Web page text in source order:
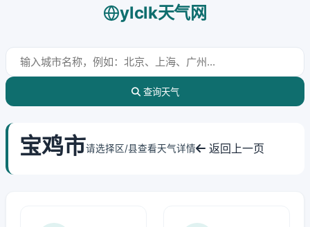
ylclk天气网
查询天气
宝鸡市请选择区/县查看天气详情 返回上一页